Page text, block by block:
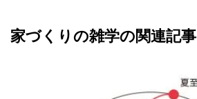
家づくりの雑学の関連記事